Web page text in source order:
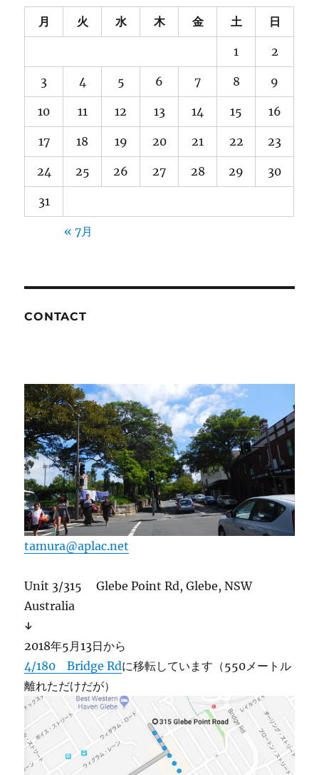
月 火 水 木 金 土 日
1 2
3 4 5 6 7 8 9
10 11 12 13 14 15 16
17 18 19 20 21 22 23
24 25 26 27 28 29 30
31
« 7月
CONTACT
tamura@aplac.net
Unit 3/315 Glebe Point Rd, Glebe, NSW
Australia
↓
2018年5月13日から
4/180 Bridge Rdに移転しています（550メートル
離れただけだが）